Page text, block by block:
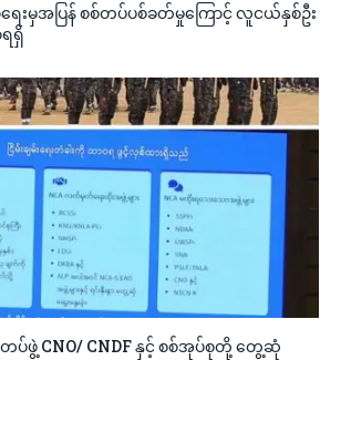
းမှအပြန် စစ်တပ်ပစ်ခတ်မှုကြောင့် လူငယ်နှစ်ဦး
ရရှိ
တပ်ဖွဲ့ CNO/ CNDF နှင့် စစ်အုပ်စုတို့ တွေ့ဆုံ